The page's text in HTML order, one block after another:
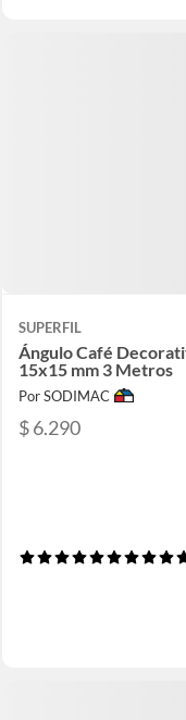
SUPERFIL
Ángulo Café
15x15 mm 3 Metros
Por SODIMAC
$ 6.290